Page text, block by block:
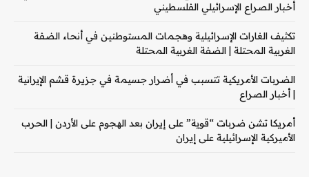
أخبار الصراع الإسرائيلي الفلسطيني
تكثيف الغارات الإسرائيلية وهجمات المستوطنين في أنحاء الضفة
الغربية المحتلة | الضفة الغربية المحتلة
الضربات الأمريكية تتسبب في أضرار جسيمة في جزيرة قشم الإيرانية
| أخبار الصراع
أمريكا تشن ضربات “قوية” على إيران بعد الهجوم على الأردن | الحرب
الأميركية الإسرائيلية على إيران